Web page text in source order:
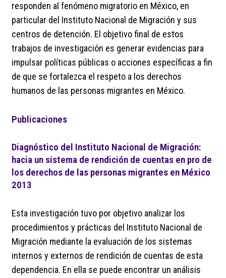
responden al fenómeno migratorio en México, en
particular del Instituto Nacional de Migración y sus
centros de detención. El objetivo final de estos
trabajos de investigación es generar evidencias para
impulsar políticas públicas o acciones específicas a fin
de que se fortalezca el respeto a los derechos
humanos de las personas migrantes en México.
Publicaciones
Diagnóstico del Instituto Nacional de Migración:
hacia un sistema de rendición de cuentas en pro de
los derechos de las personas migrantes en México
2013
Esta investigación tuvo por objetivo analizar los
procedimientos y prácticas del Instituto Nacional de
Migración mediante la evaluación de los sistemas
internos y externos de rendición de cuentas de esta
dependencia. En ella se puede encontrar un análisis